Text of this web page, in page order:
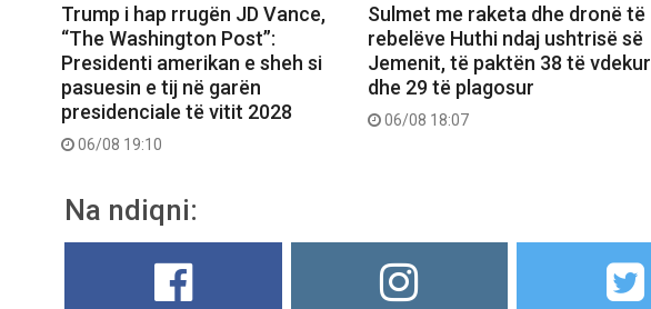
Trump i hap rrugën JD Vance,
“The Washington Post”:
Presidenti amerikan e sheh si
pasuesin e tij në garën
presidenciale të vitit 2028
06/08 19:10
Sulmet me raketa dhe dronë të
rebelëve Huthi ndaj ushtrisë së
Jemenit, të paktën 38 të vdekur
dhe 29 të plagosur
06/08 18:07
Na ndiqni: